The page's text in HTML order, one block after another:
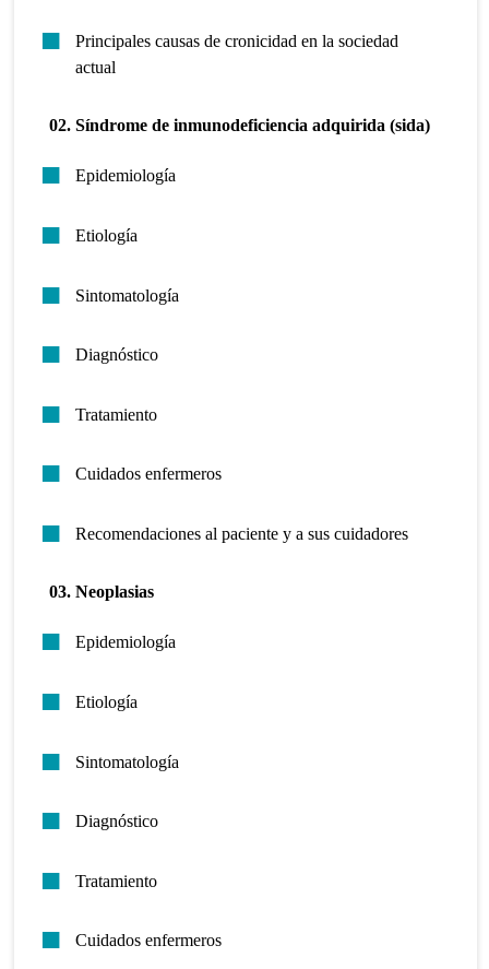
Principales causas de cronicidad en la sociedad
actual
02. Síndrome de inmunodeficiencia adquirida (sida)
Epidemiología
Etiología
Sintomatología
Diagnóstico
Tratamiento
Cuidados enfermeros
Recomendaciones al paciente y a sus cuidadores
03. Neoplasias
Epidemiología
Etiología
Sintomatología
Diagnóstico
Tratamiento
Cuidados enfermeros